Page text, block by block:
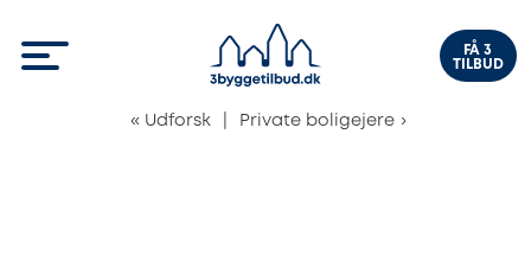
FÅ 3
TILBUD
« Udforsk Private boligejere ›